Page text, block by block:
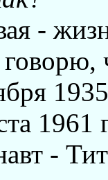
-
1961
-